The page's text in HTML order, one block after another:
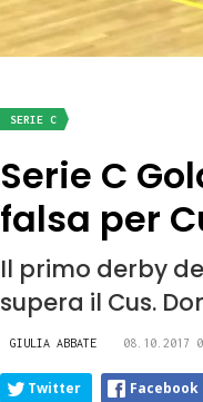
SERIE C
Serie C
falsa per
Il primo derby
supera il Cus.
GIULIA ABBATE 08.10.2017
Twitter Facebook